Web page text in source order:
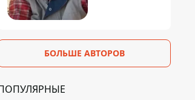
БОЛЬШЕ АВТОРОВ